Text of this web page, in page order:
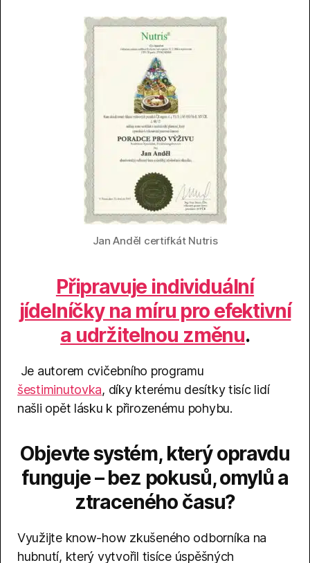
Jan Anděl certifkát Nutris
Připravuje individuální
jídelníčky na míru pro efektivní
a udržitelnou změnu.
Je autorem cvičebního programu
šestiminutovka, díky kterému desítky tisíc lidí
našli opět lásku k přirozenému pohybu.
Objevte systém, který opravdu
funguje – bez pokusů, omylů a
ztraceného času?
Využijte know-how zkušeného odborníka na
hubnutí, který vytvořil tisíce úspěšných